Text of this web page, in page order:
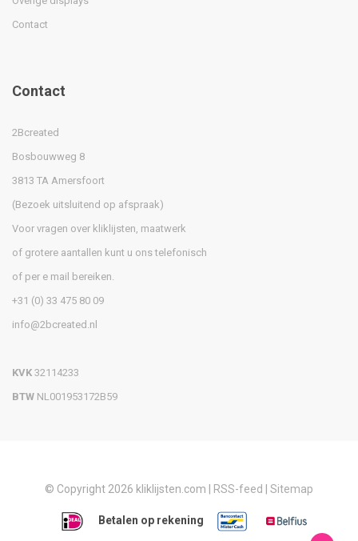
Contact
Contact
2Bcreated
Bosbouwweg 8
3813 TA Amersfoort
(Bezoek uitsluitend op afspraak)
Voor vragen over kliklijsten, maatwerk
of grotere aantallen kunt u ons telefonisch
of per e mail bereiken.
+31 (0) 33 475 80 09
info@2bcreated.nl
KVK 32114233
BTW NL001953172B59
© Copyright 2026 kliklijsten.com | RSS-feed Sitemap
Betalen op rekening